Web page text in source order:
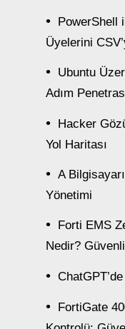
PowerShell
Üyelerini
Ubuntu
Adım
Hacker
Yol Haritası
A
Yönetimi
Forti EMS
Nedir?
FortiGate